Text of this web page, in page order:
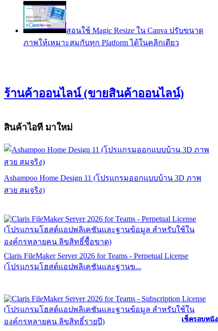
เช็ครอบหนัง
เช็ครอบหนัง
เช็ครอบหนัง
เช็ครอบหนัง
เช็ครอบหนัง
เช็ครอบหนัง
เช็ครอบหนัง
เช็ครอบหนัง
เช็ครอบหนัง
เช็ครอบหนัง
เช็ครอบหนัง
เช็ครอบหนัง
สอนใช้ Magic Resize ใน Canva ปรับขนาด
ภาพให้เหมาะสมกับทุก Platform ได้ในคลิกเดียว
ร้านค้าออนไลน์ (ขายสินค้าออนไลน์)
สินค้าไอที มาใหม่
Ashampoo Home Design 11 (โปรแกรมออกแบบบ้าน 3D ภาพ
สวย สมจริง)
Claris FileMaker Server 2026 for Teams - Perpetual License
(โปรแกรมโฮสต์แอปพลิเคชันและฐานข...